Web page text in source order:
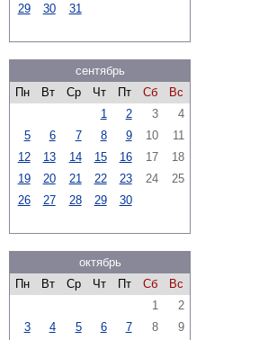
29
30 31
сентябрь
Пн
Вт Ср Чт Пт Сб
Вс
1
2 3
4
5
6 7 8 9 10
11
12
13 14 15 16 17
18
19
20 21 22 23 24
25
26
27 28 29 30
октябрь
Пн
Вт Ср Чт Пт Сб
Вс
1
2
3
4 5 6 7 8
9